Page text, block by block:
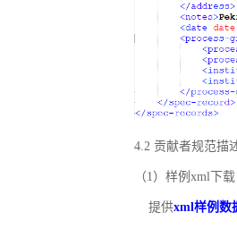
4.2 贡献者规范描
（1）样例xml下载
提供xml样例数